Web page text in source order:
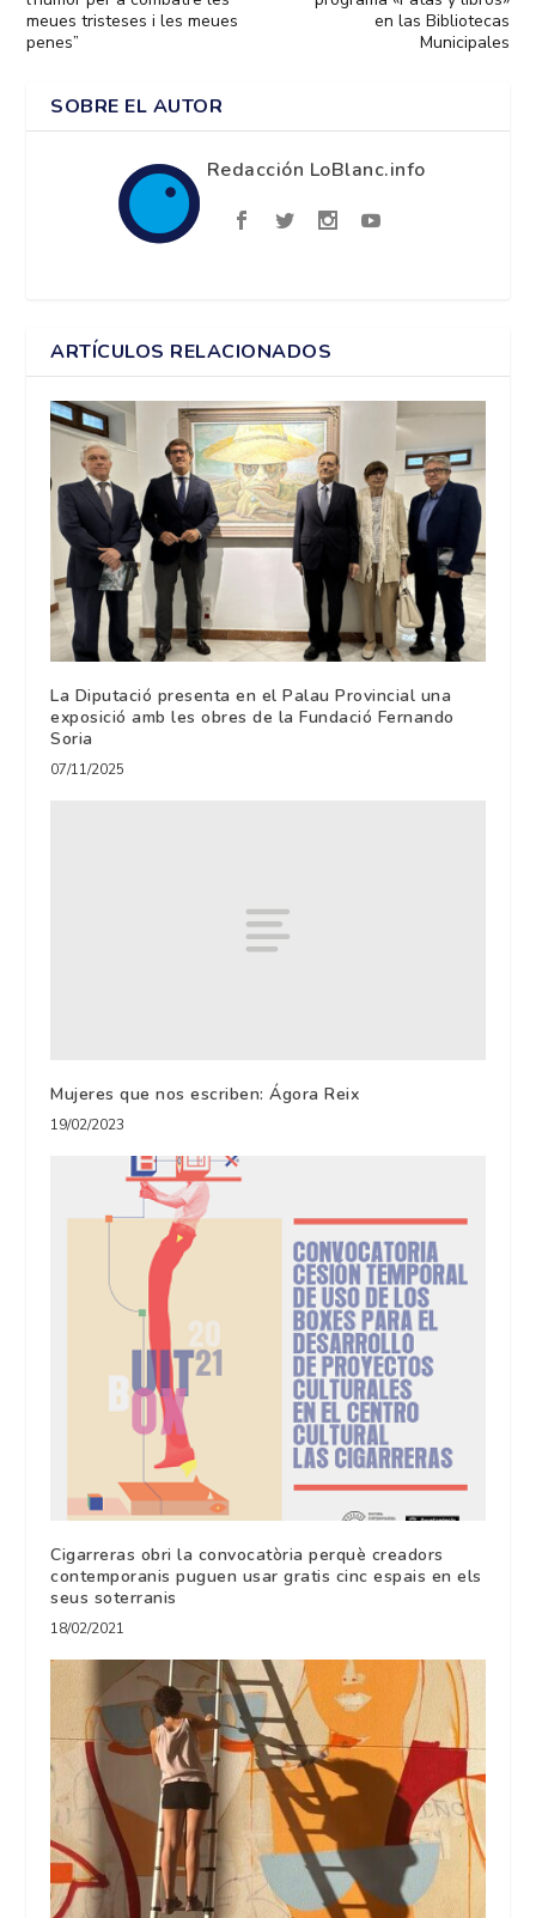
meues tristeses i les meues
penes”
en las Bibliotecas
Municipales
SOBRE EL AUTOR
Redacción LoBlanc.info
ARTÍCULOS RELACIONADOS
La Diputació presenta en el Palau Provincial una
exposició amb les obres de la Fundació Fernando
Soria
07/11/2025
Mujeres que nos escriben: Ágora Reix
19/02/2023
Cigarreras obri la convocatòria perquè creadors
contemporanis puguen usar gratis cinc espais en els
seus soterranis
18/02/2021